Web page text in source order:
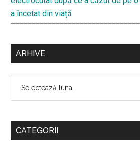
a încetat din viață
ARHIVE
CATEGORII